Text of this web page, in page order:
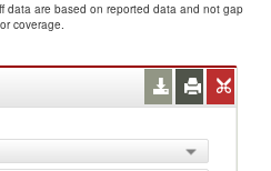
data are based on reported data and not gap
coverage.